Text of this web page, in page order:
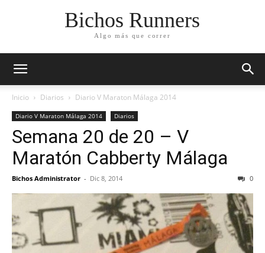
Bichos Runners
Algo más que correr
Inicio Diarios Diario V Maraton Málaga 2014
Diario V Maraton Málaga 2014 Diarios
Semana 20 de 20 – V
Maratón Cabberty Málaga
Bichos Administrator - Dic 8, 2014 0